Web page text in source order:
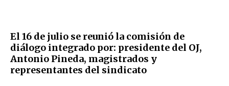
El 16 de julio se reunió la comisión de
diálogo integrado por: presidente del OJ,
Antonio Pineda, magistrados y
representantes del sindicato